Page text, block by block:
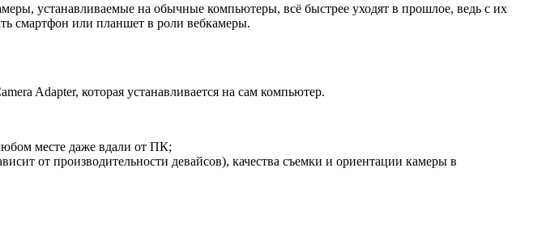
устанавливаемые на обычные компьютеры, всё быстрее уходят в прошлое, ведь с их
смартфон или планшет в роли вебкамеры.
Adapter, которая устанавливается на сам компьютер.
месте даже вдали от ПК;
от производительности девайсов), качества съемки и ориентации камеры в